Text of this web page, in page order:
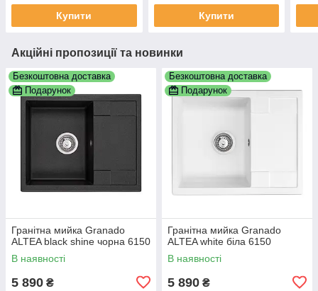
Купити Купити
Акційні пропозиції та новинки
Безкоштовна доставка
Подарунок
Гранітна мийка Granado
ALTEA black shine чорна 6150
В наявності
5 890 ₴
Безкоштовна доставка
Подарунок
Гранітна мийка Granado
ALTEA white біла 6150
В наявності
5 890 ₴